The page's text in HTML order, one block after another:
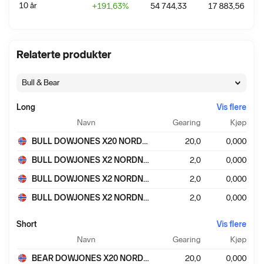
10 år +191,63% 54 744,33 17 883,56
Relaterte produkter
Bull & Bear
Long
Vis flere
Certificates
Navn Gearing Kjøp
BULL DOWJONES X20 NORDNET NO21 20,0 0,000
BULL DOWJONES X2 NORDNET NO5 2,0 0,000
BULL DOWJONES X2 NORDNET NO19 2,0 0,000
BULL DOWJONES X2 NORDNET NO43 2,0 0,000
Short
Vis flere
Certificates
Navn Gearing Kjøp
BEAR DOWJONES X20 NORDNET NO28 20,0 0,000